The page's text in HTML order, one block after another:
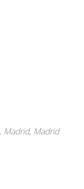
Madrid, Madrid